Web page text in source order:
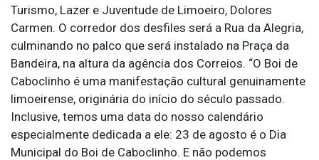
Turismo, Lazer e Juventude de Limoeiro, Dolores
Carmen. O corredor dos desfiles será a Rua da Alegria,
culminando no palco que será instalado na Praça da
Bandeira, na altura da agência dos Correios. “O Boi de
Caboclinho é uma manifestação cultural genuinamente
limoeirense, originária do início do século passado.
Inclusive, temos uma data do nosso calendário
especialmente dedicada a ele: 23 de agosto é o Dia
Municipal do Boi de Caboclinho. E não podemos